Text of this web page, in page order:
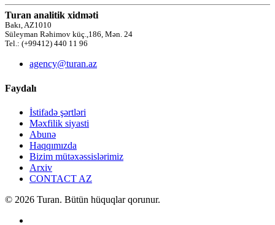
Turan analitik xidməti
Bakı, AZ1010
Süleyman Rəhimov küç.,186, Mən. 24
Tel.: (+99412) 440 11 96
agency@turan.az
Faydalı
İstifadə şərtləri
Məxfilik siyasti
Abunə
Haqqımızda
Bizim mütəxəssislərimiz
Arxiv
CONTACT AZ
© 2026 Turan. Bütün hüquqlar qorunur.